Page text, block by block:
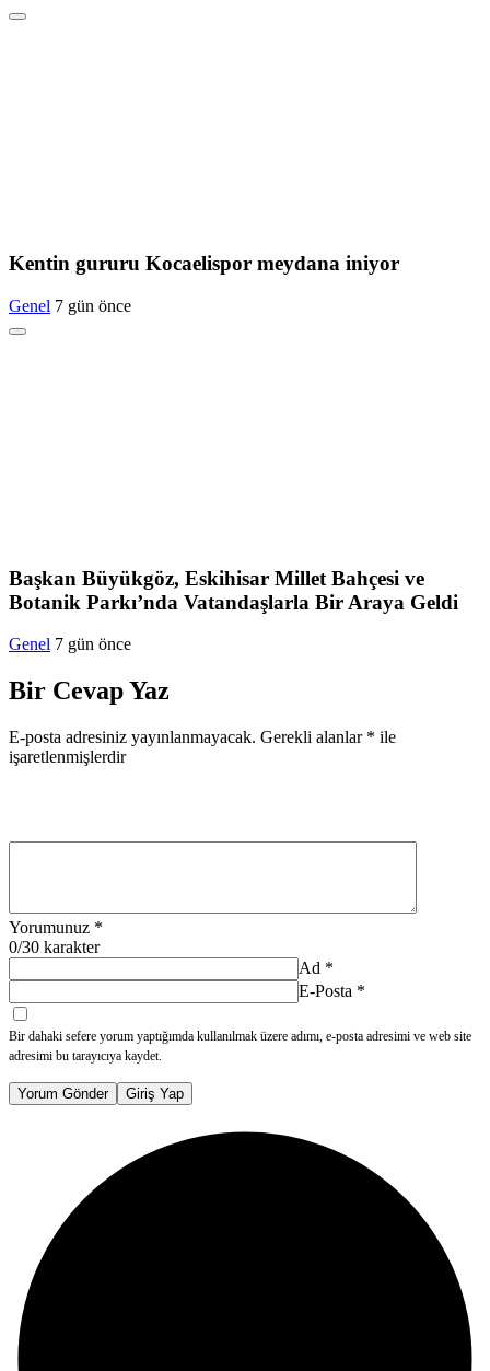
Kentin gururu Kocaelispor meydana iniyor
Genel 7 gün önce
Başkan Büyükgöz, Eskihisar Millet Bahçesi ve
Botanik Parkı’nda Vatandaşlarla Bir Araya Geldi
Genel 7 gün önce
Bir Cevap Yaz
E-posta adresiniz yayınlanmayacak. Gerekli alanlar * ile
işaretlenmişlerdir
Yorumunuz *
0/30 karakter
Ad *
E-Posta *
Bir dahaki sefere yorum yaptığımda kullanılmak üzere adımı, e-posta adresimi ve web site
adresimi bu tarayıcıya kaydet.
Yorum Gönder Giriş Yap